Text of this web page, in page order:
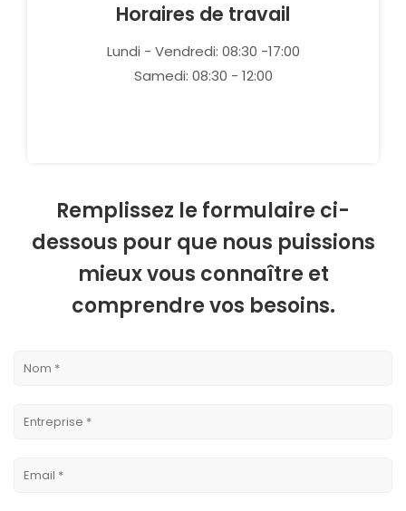
Horaires de travail
Lundi - Vendredi: 08:30 -17:00
Samedi: 08:30 - 12:00
Remplissez le formulaire ci-
dessous pour que nous puissions
mieux vous connaître et
comprendre vos besoins.